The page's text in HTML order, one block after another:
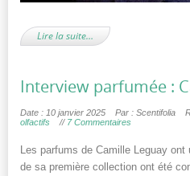
Lire la suite…
Interview parfumée :
Date : 10 janvier 2025 Par : Scentifolia
olfactifs
// 7 Commentaires
Les parfums de Camille Leguay
de sa première collection ont été